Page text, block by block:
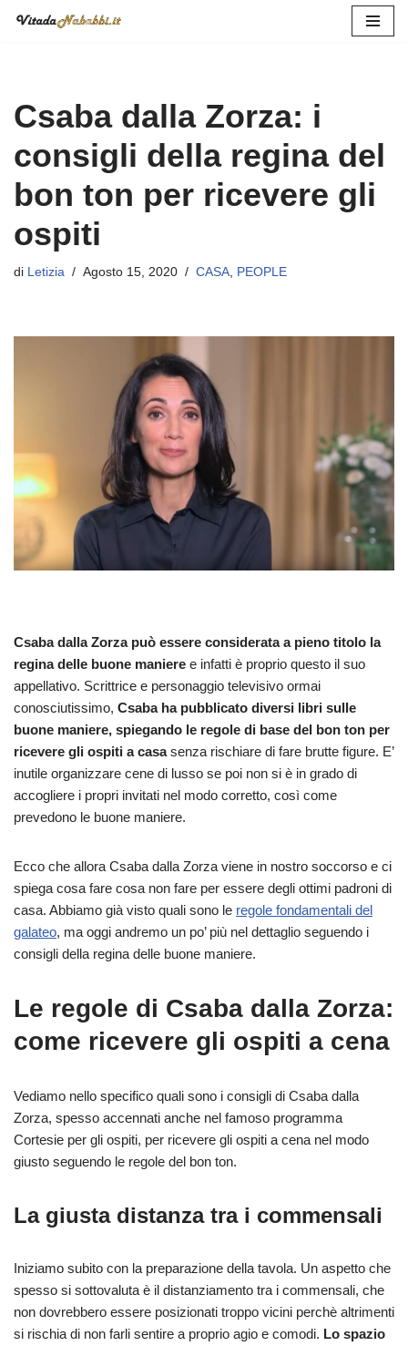
Csaba dalla Zorza: i
consigli della regina del
bon ton per ricevere gli
ospiti
di Letizia Agosto 15, 2020 CASA, PEOPLE
Csaba dalla Zorza può essere considerata a pieno titolo la
regina delle buone maniere e infatti è proprio questo il suo
appellativo. Scrittrice e personaggio televisivo ormai
conosciutissimo, Csaba ha pubblicato diversi libri sulle
buone maniere, spiegando le regole di base del bon ton per
ricevere gli ospiti a casasenza rischiare di fare brutte figure. E’
inutile organizzare cene di lusso se poi non si è in grado di
accogliere i propri invitati nel modo corretto, così come
prevedono le buone maniere.
Ecco che allora Csaba dalla Zorza viene in nostro soccorso e ci
spiega cosa fare cosa non fare per essere degli ottimi padroni di
casa. Abbiamo già visto quali sono le regole fondamentali del
galateo, ma oggi andremo un po’ più nel dettaglio seguendo i
consigli della regina delle buone maniere.
Le regole di Csaba dalla Zorza:
come ricevere gli ospiti a cena
Vediamo nello specifico quali sono i consigli di Csaba dalla
Zorza, spesso accennati anche nel famoso programma
Cortesie per gli ospiti, per ricevere gli ospiti a cena nel modo
giusto seguendo le regole del bon ton.
La giusta distanza tra i commensali
Iniziamo subito con la preparazione della tavola. Un aspetto che
spesso si sottovaluta è il distanziamento tra i commensali, che
non dovrebbero essere posizionati troppo vicini perchè altrimenti
si rischia di non farli sentire a proprio agio e comodi. Lo spazio